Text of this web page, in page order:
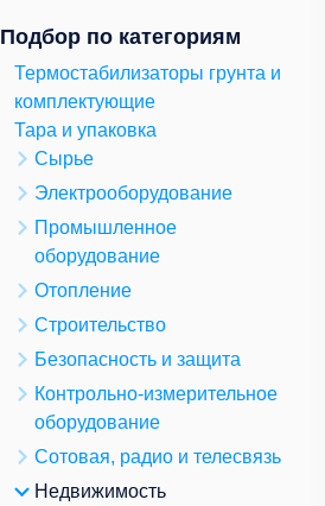
Подбор по категориям
Термостабилизаторы грунта и
комплектующие
Тара и упаковка
Сырье
Электрооборудование
Промышленное
оборудование
Отопление
Строительство
Безопасность и защита
Контрольно-измерительное
оборудование
Сотовая, радио и телесвязь
Недвижимость